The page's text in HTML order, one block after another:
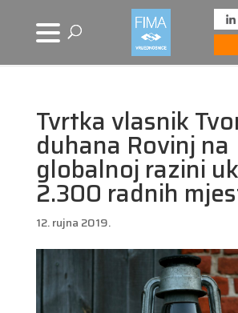
Tvrtka vlasnik
duhana Rovinj na
globalnoj razini
2.300 radnih
12. rujna 2019.